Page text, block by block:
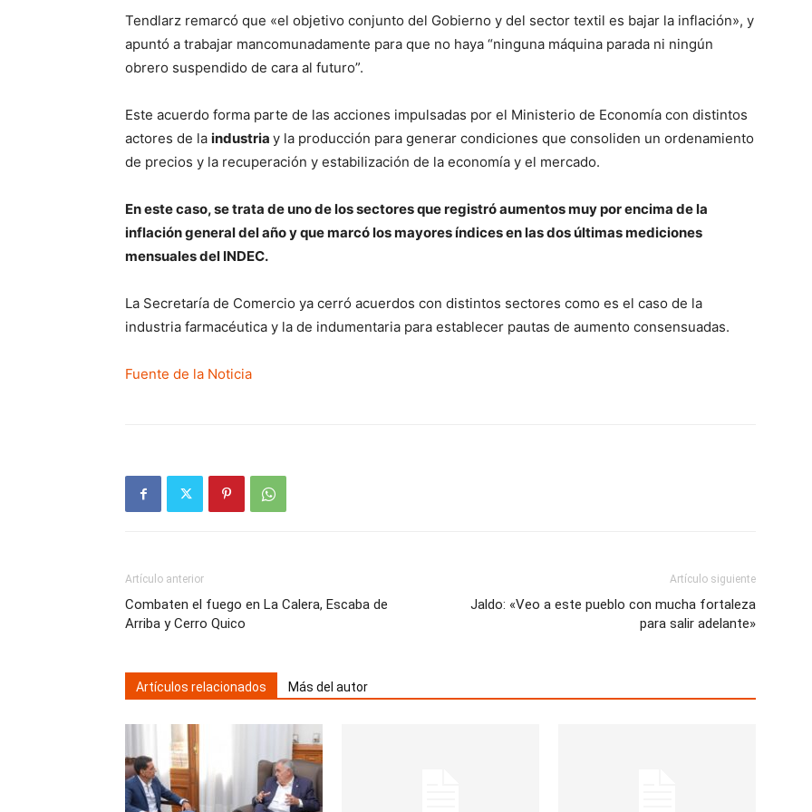
Tendlarz remarcó que «el objetivo conjunto del Gobierno y del sector textil es bajar la inflación», y
apuntó a trabajar mancomunadamente para que no haya “ninguna máquina parada ni ningún
obrero suspendido de cara al futuro”.
Este acuerdo forma parte de las acciones impulsadas por el Ministerio de Economía con distintos
actores de la industria y la producción para generar condiciones que consoliden un ordenamiento
de precios y la recuperación y estabilización de la economía y el mercado.
En este caso, se trata de uno de los sectores que registró aumentos muy por encima de la
inflación general del año y que marcó los mayores índices en las dos últimas mediciones
mensuales del INDEC.
La Secretaría de Comercio ya cerró acuerdos con distintos sectores como es el caso de la
industria farmacéutica y la de indumentaria para establecer pautas de aumento consensuadas.
Fuente de la Noticia
Artículo anterior
Combaten el fuego en La Calera, Escaba de
Arriba y Cerro Quico
Artículo siguiente
Jaldo: «Veo a este pueblo con mucha fortaleza
para salir adelante»
Artículos relacionados Más del autor